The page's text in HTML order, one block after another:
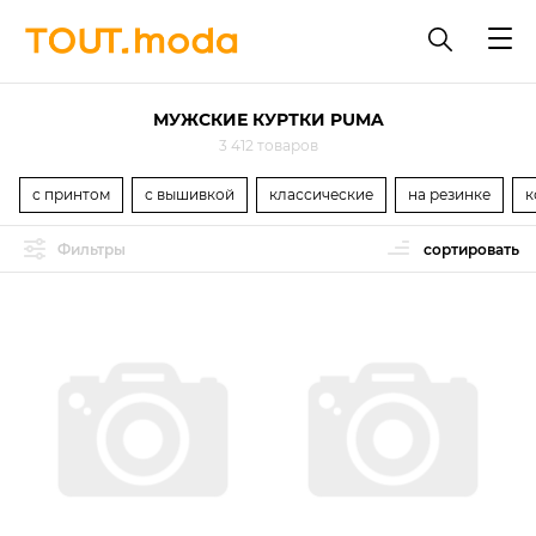
МУЖСКИЕ КУРТКИ PUMA
3 412 товаров
с принтом с вышивкой классические на резинке
Фильтры сортировать